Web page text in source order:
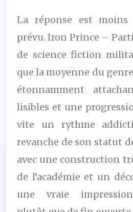
La réponse est moins
prévu. Iron Prince –
de science fiction
que la moyenne du
étonnamment
lisibles et une
vite un rythme
revanche de son statut
avec une construction
de l’académie et un
une vraie